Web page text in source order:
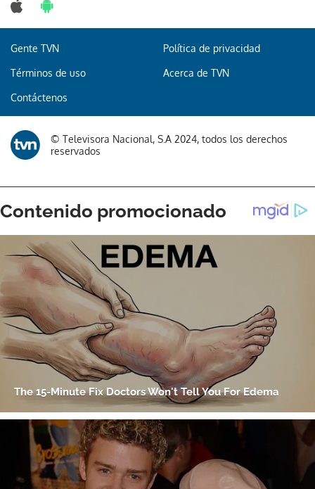
Gente TVN Política de privacidad
Términos de uso Acerca de TVN
Contáctenos
© Televisora Nacional, S.A 2024, todos los derechos
reservados